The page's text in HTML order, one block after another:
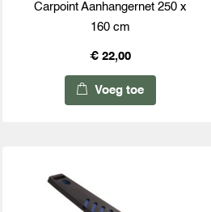
Carpoint Aanhangernet 250 x
160 cm
€ 22,00
Voeg toe